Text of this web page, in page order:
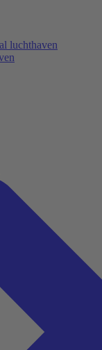
luchthaven